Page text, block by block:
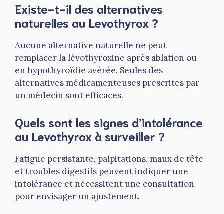
Existe-t-il des alternatives
naturelles au Levothyrox ?
Aucune alternative naturelle ne peut
remplacer la lévothyroxine après ablation ou
en hypothyroïdie avérée. Seules des
alternatives médicamenteuses prescrites par
un médecin sont efficaces.
Quels sont les signes d’intolérance
au Levothyrox à surveiller ?
Fatigue persistante, palpitations, maux de tête
et troubles digestifs peuvent indiquer une
intolérance et nécessitent une consultation
pour envisager un ajustement.